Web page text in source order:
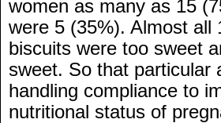
women as many as 15
were 5 (35%). Almost all
biscuits were too sweet
sweet. So that particular
handling compliance to
nutritional status of